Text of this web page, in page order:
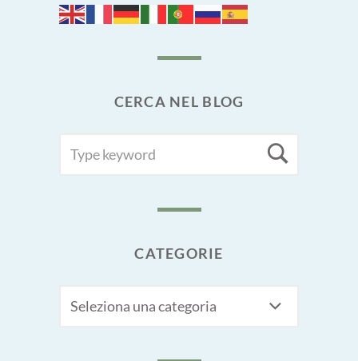
CERCA NEL BLOG
FOR:
CATEGORIE